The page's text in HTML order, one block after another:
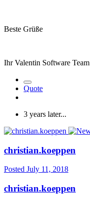
Beste Grüße
Ihr Valentin Software Team
Quote
3 years later...
christian.koeppen
Posted July 11, 2018
christian.koeppen